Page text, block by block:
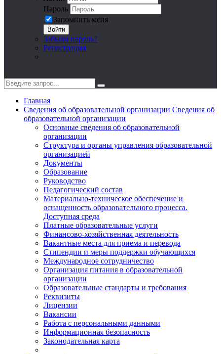
Пароль
Запомнить меня
Войти
Забыли пароль?
Регистрация
Главная
Сведения об образовательной организации Сведения об
образовательной организации
Основные сведения об образовательной
организации
Структура и органы управления образовательной
организацией
Документы
Образование
Руководство
Педагогический состав
Материально-техническое обеспечение и
оснащенность образовательного процесса.
Доступная среда
Платные образовательные услуги
Финансово-хозяйственная деятельность
Вакантные места для приема и перевода
Стипендии и меры поддержки обучающихся
Международное сотрудничество
Организация питания в образовательной
организации
Образовательные стандарты и требования
Реквизиты
Лицензии
Вакансии
Работа с персональными данными
Информационная безопасность
Законодательная карта